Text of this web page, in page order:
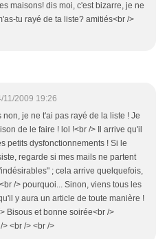
maisons! dis moi, c'est bizarre, je ne
tu rayé de ta liste? amitiés<br />
11/2009 19:26
non, je ne t'ai pas rayé de la liste ! Je
de le faire ! lol !<br /> Il arrive qu'il
petits dysfonctionnements ! Si le
regarde si mes mails ne partent
; cela arrive quelquefois,
/> pourquoi... Sinon, viens tous les
y aura un article de toute manière !
Bisous et bonne soirée<br />
> <br /> <br />